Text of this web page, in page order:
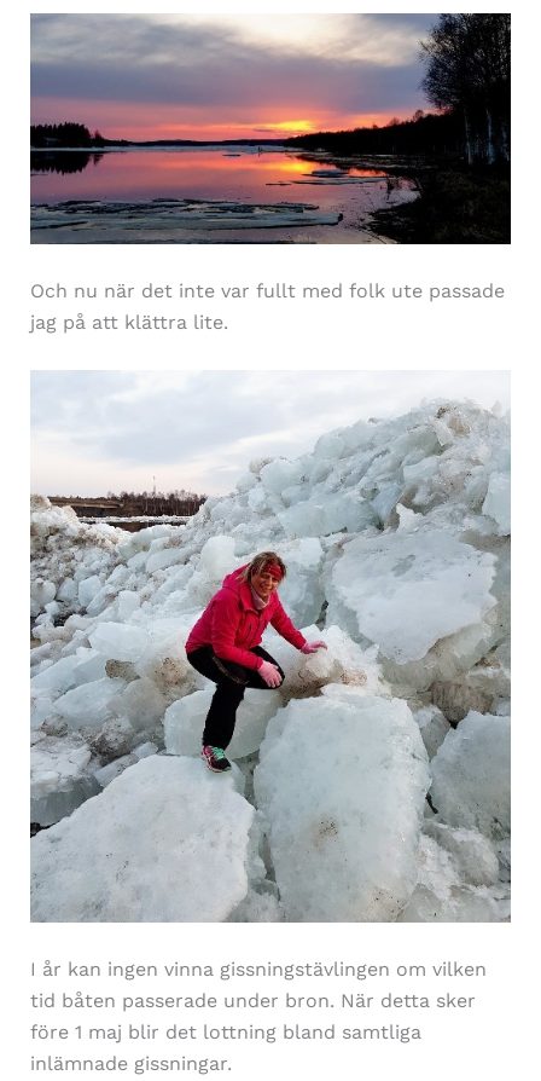
Och nu när det inte var fullt med folk ute passade
jag på att klättra lite.
I år kan ingen vinna gissningstävlingen om vilken
tid båten passerade under bron. När detta sker
före 1 maj blir det lottning bland samtliga
inlämnade gissningar.